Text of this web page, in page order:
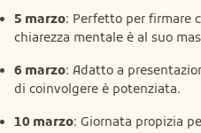
5 marzo: Perfetto per firmare
chiarezza mentale è al suo
6 marzo: Adatto a
di coinvolgere è potenziata.
10 marzo: Giornata propizia